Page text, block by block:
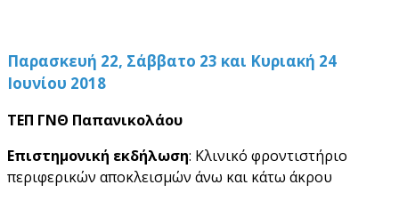
Παρασκευή 22, Σάββατο 23 και Κυριακή 24
Ιουνίου 2018
ΤΕΠ ΓΝΘ Παπανικολάου
Επιστημονική εκδήλωση: Κλινικό φροντιστήριο
περιφερικών αποκλεισμών άνω και κάτω άκρου